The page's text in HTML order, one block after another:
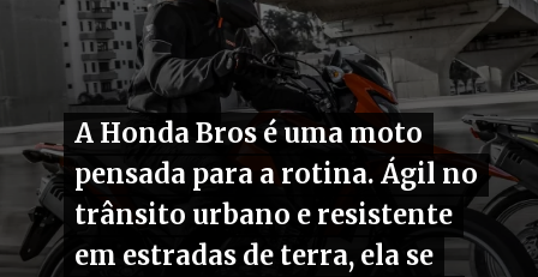
A Honda Bros é uma moto
pensada para a rotina. Ágil no
trânsito urbano e resistente
em estradas de terra, ela se
A Honda Bros é uma moto
pensada para a rotina. Ágil no
trânsito urbano e resistente
em estradas de terra, ela se